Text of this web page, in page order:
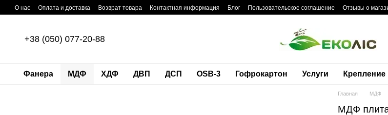
Перейти к основному контенту
О нас Оплата и доставка Возврат товара Контактная информация Блог Пользовательское соглашение Отзывы о
+38 (050) 077-20-88
Фанера МДФ ХДФ ДВП ДСП OSB-3 Гофрокартон Услуги Крепление
Главная МДФ
МДФ